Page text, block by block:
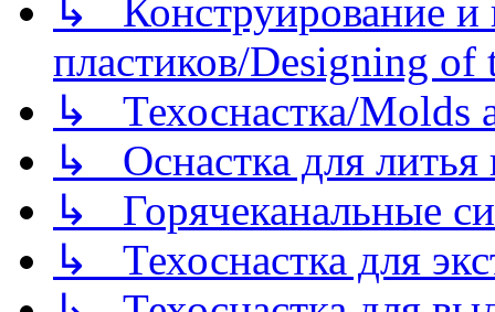
↳ Конструирование и
пластиков/Designing of
↳ Техоснастка/Molds
↳ Оснастка для литья
↳ Горячеканальные
↳ Техоснастка для